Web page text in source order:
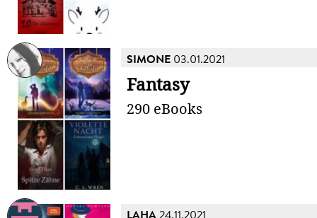
SIMONE 03.01.2021
Fantasy
290 eBooks